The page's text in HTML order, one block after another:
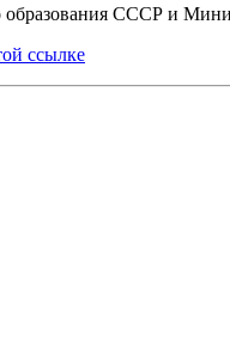
образования СССР и
ссылке